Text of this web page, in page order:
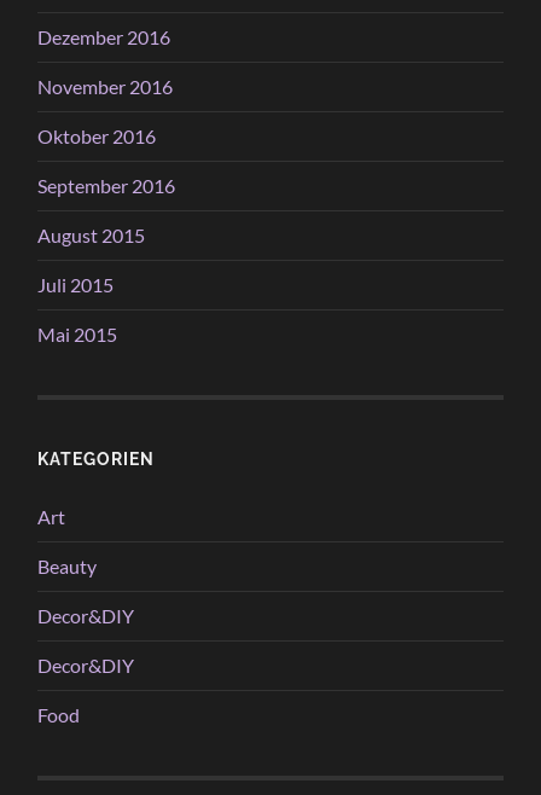
Dezember 2016
November 2016
Oktober 2016
September 2016
August 2015
Juli 2015
Mai 2015
KATEGORIEN
Art
Beauty
Decor&DIY
Decor&DIY
Food